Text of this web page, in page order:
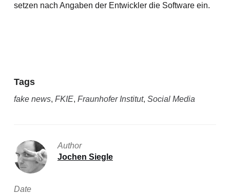
setzen nach Angaben der Entwickler die Software ein.
Tags
fake news, FKIE, Fraunhofer Institut, Social Media
Author
Jochen Siegle
Date